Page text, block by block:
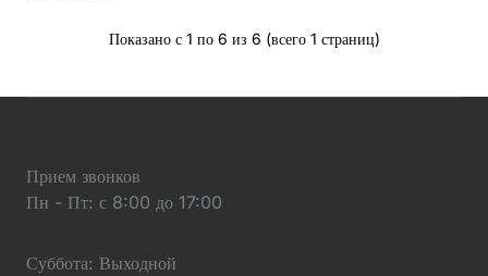
Показано с 1 по 6 из 6 (всего 1 страниц)
Прием звонков
Пн - Пт: с 8:00 до 17:00
Суббота: Выходной